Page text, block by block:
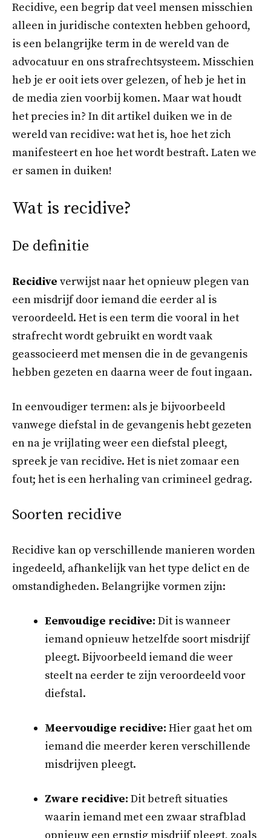
Recidive, een begrip dat veel mensen misschien
alleen in juridische contexten hebben gehoord,
is een belangrijke term in de wereld van de
advocatuur en ons strafrechtsysteem. Misschien
heb je er ooit iets over gelezen, of heb je het in
de media zien voorbij komen. Maar wat houdt
het precies in? In dit artikel duiken we in de
wereld van recidive: wat het is, hoe het zich
manifesteert en hoe het wordt bestraft. Laten we
er samen in duiken!
Wat is recidive?
De definitie
Recidive verwijst naar het opnieuw plegen van
een misdrijf door iemand die eerder al is
veroordeeld. Het is een term die vooral in het
strafrecht wordt gebruikt en wordt vaak
geassocieerd met mensen die in de gevangenis
hebben gezeten en daarna weer de fout ingaan.
In eenvoudiger termen: als je bijvoorbeeld
vanwege diefstal in de gevangenis hebt gezeten
en na je vrijlating weer een diefstal pleegt,
spreek je van recidive. Het is niet zomaar een
fout; het is een herhaling van crimineel gedrag.
Soorten recidive
Recidive kan op verschillende manieren worden
ingedeeld, afhankelijk van het type delict en de
omstandigheden. Belangrijke vormen zijn:
Eenvoudige recidive: Dit is wanneer
iemand opnieuw hetzelfde soort misdrijf
pleegt. Bijvoorbeeld iemand die weer
steelt na eerder te zijn veroordeeld voor
diefstal.
Meervoudige recidive: Hier gaat het om
iemand die meerder keren verschillende
misdrijven pleegt.
Zware recidive: Dit betreft situaties
waarin iemand met een zwaar strafblad